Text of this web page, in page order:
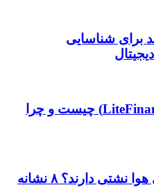
ترکیه کردیم
تشخیص در بررسی